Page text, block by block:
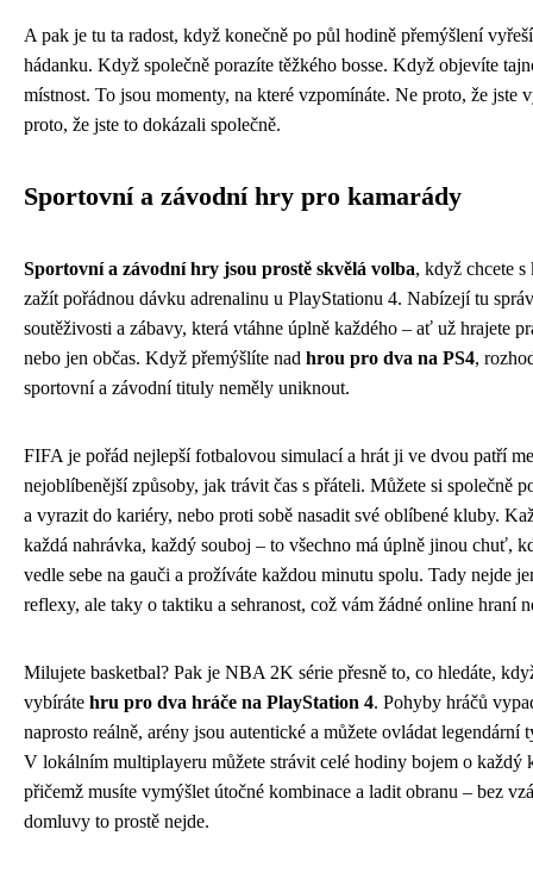
A pak je tu ta radost, když konečně po půl hodině přemýšlení
hádanku. Když společně porazíte těžkého bosse. Když objevíte
místnost. To jsou momenty, na které vzpomínáte. Ne proto, že jste
proto, že jste to dokázali společně.
Sportovní a závodní hry pro kamarády
Sportovní a závodní hry jsou prostě skvělá volba, když chcete s
zažít pořádnou dávku adrenalinu u PlayStationu 4. Nabízejí tu
soutěživosti a zábavy, která vtáhne úplně každého – ať už hrajete
nebo jen občas. Když přemýšlíte nad hrou pro dva na PS4,
sportovní a závodní tituly neměly uniknout.
FIFA je pořád nejlepší fotbalovou simulací a hrát ji ve dvou patří
nejoblíbenější způsoby, jak trávit čas s přáteli. Můžete si společně
a vyrazit do kariéry, nebo proti sobě nasadit své oblíbené kluby.
každá nahrávka, každý souboj – to všechno má úplně jinou chuť,
vedle sebe na gauči a prožíváte každou minutu spolu. Tady nejde
reflexy, ale taky o taktiku a sehranost, což vám žádné online hraní
Milujete basketbal? Pak je NBA 2K série přesně to, co hledáte,
vybíráte hru pro dva hráče na PlayStation 4. Pohyby hráčů
naprosto reálně, arény jsou autentické a můžete ovládat
V lokálním multiplayeru můžete strávit celé hodiny bojem o každý
přičemž musíte vymýšlet útočné kombinace a ladit obranu – bez
domluvy to prostě nejde.